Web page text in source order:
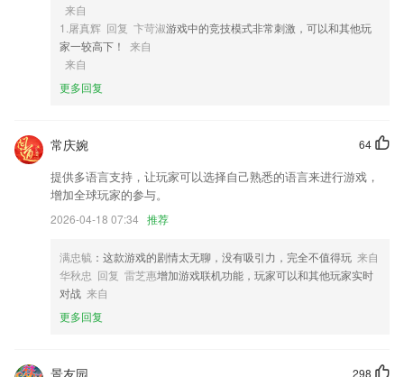
6,在线订阅自己感兴趣的资讯，有任何的更新都是会及时通知你的；
通比牛牛软件优势
1.·康复医学各类考试配套辅导电子书、视频、题库、直播、红宝书、考
2.· 为你得意的作品或演奏片段建立资料库,标记、命名作品集,与更多好
友分享你的个人音乐电台.
3.每一个学习的资料和工具都是可以免费的使用的，为学生精心的准备
4.有着很好的针对性辅导效果，并且还有非常明确的课程划分。
5.这里有着根本数不清的儿歌数量能够让孩子随时随地学习；
6.所有提供的课程都是权威的资源，学习时刻都可以进行
通比牛牛更新了什么?
720yun已更名为720云
来自
1.屠真辉 回复 卞苛淑游戏中的竞技模式非常刺激，可以和其他玩
家一较高下！
来自
来自
更多回复
64
常庆婉
提供多语言支持，让玩家可以选择自己熟悉的语言来进行游戏，
增加全球玩家的参与。
2026-04-18 07:34 推荐
满忠毓 ：这款游戏的剧情太无聊，没有吸引力，完全不值得玩 来自
华秋忠 回复 雷芝惠增加游戏联机功能，玩家可以和其他玩家实时
对战 来自
更多回复
298
景友园